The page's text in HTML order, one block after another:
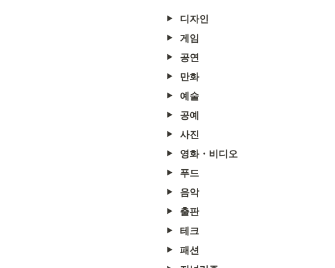
디자인
게임
공연
만화
예술
공예
사진
영화・비디오
푸드
음악
출판
테크
패션